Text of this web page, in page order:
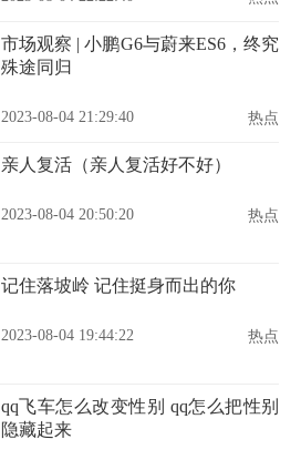
市场观察 | 小鹏G6与蔚来ES6，终究
殊途同归
2023-08-04 21:29:40 热点
亲人复活（亲人复活好不好）
2023-08-04 20:50:20 热点
记住落坡岭 记住挺身而出的你
2023-08-04 19:44:22 热点
qq飞车怎么改变性别 qq怎么把性别
隐藏起来